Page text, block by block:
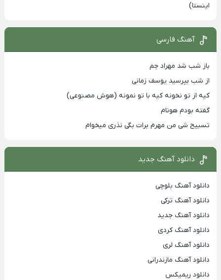
اینستا)
آهنگ فارسی
باز شب شد مهراد جم
از شب بپرسید یوسف زمانی
کیه از تو نخونه کیه با تو نمونه (هوش مصنوعی)
گفته بودم هونام
تسبیح شی من مهرم برات بگی نذری میخوام
دانلود آهنگ جدید
دانلود آهنگ بلوچی
دانلود آهنگ ترکی
دانلود آهنگ جدید
دانلود آهنگ کردی
دانلود آهنگ لری
دانلود آهنگ مازندرانی
دانلود ریمیکس